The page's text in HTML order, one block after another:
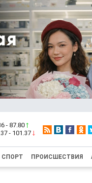
- 87.80
- 101.37
СПОРТ ПРОИСШЕСТВИЯ